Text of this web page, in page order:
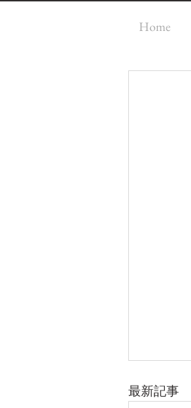
Home
最新記事